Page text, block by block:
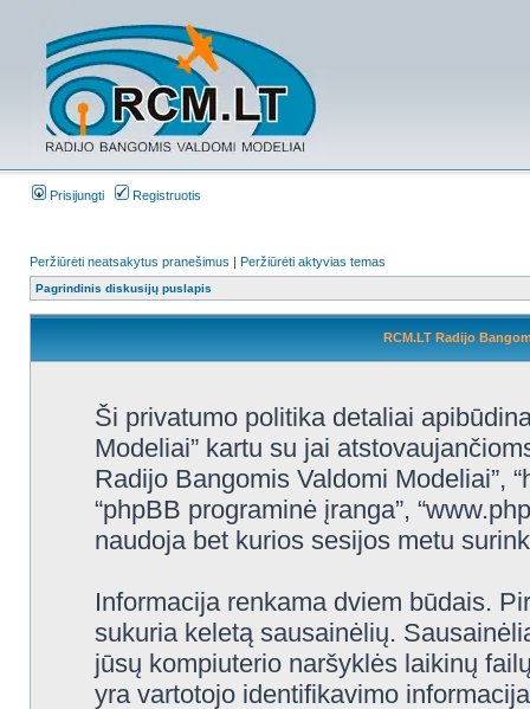
Prisijungti Registruotis
Peržiūrėti neatsakytus pranešimus | Peržiūrėti aktyvias temas
Pagrindinis diskusijų puslapis
RCM.LT Radijo
Ši privatumo politika detaliai
Modeliai” kartu su jai
Radijo Bangomis Valdomi Modeliai”,
“phpBB programinė įranga”,
naudoja bet kurios sesijos metu
Informacija renkama dviem būdais.
sukuria keletą sausainėlių.
jūsų kompiuterio naršyklės laikinų
yra vartotojo identifikavimo